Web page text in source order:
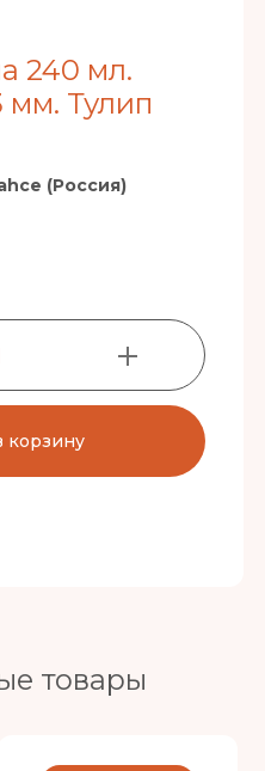
240 мл.
мм. Тулип
(Россия)
корзину
товары